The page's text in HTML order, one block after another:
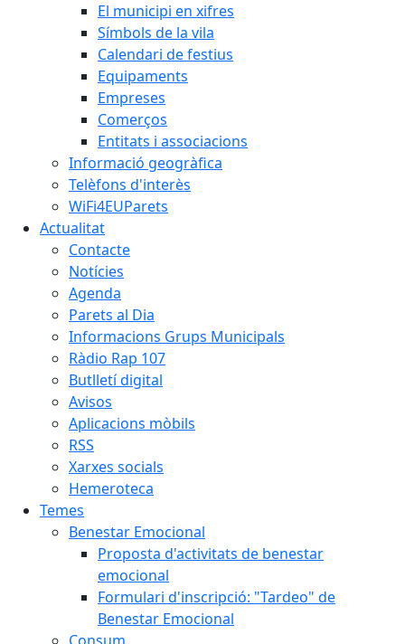
El municipi en xifres
Símbols de la vila
Calendari de festius
Equipaments
Empreses
Comerços
Entitats i associacions
Informació geogràfica
Telèfons d'interès
WiFi4EUParets
Actualitat
Contacte
Notícies
Agenda
Parets al Dia
Informacions Grups Municipals
Ràdio Rap 107
Butlletí digital
Avisos
Aplicacions mòbils
RSS
Xarxes socials
Hemeroteca
Temes
Benestar Emocional
Proposta d'activitats de benestar
emocional
Formulari d'inscripció: "Tardeo" de
Benestar Emocional